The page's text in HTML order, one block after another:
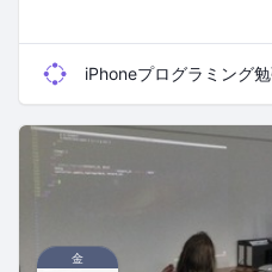
iPhoneプログラミング
金